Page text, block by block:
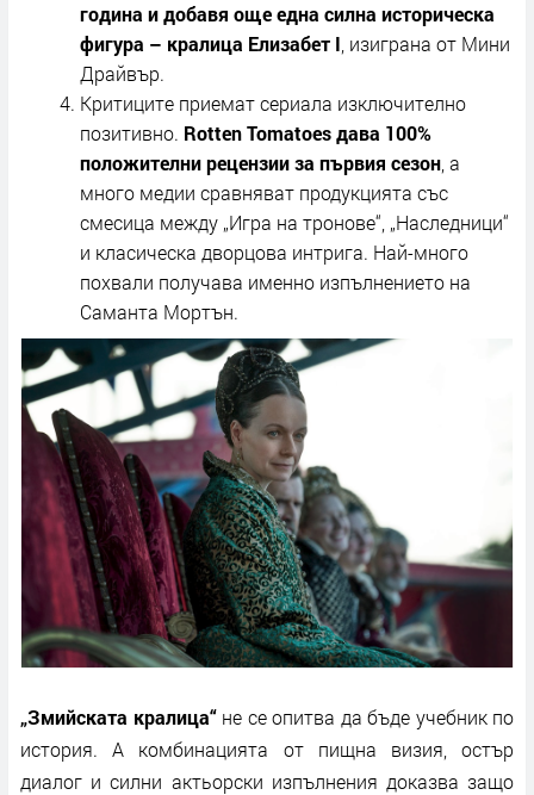
година и добавя още една силна историческа
фигура – кралица Елизабет I, изиграна от Мини
Драйвър.
Критиците приемат сериала изключително
позитивно. Rotten Tomatoes дава 100%
положителни рецензии за първия сезон, а
много медии сравняват продукцията със
смесица между „Игра на тронове“, „Наследници“
и класическа дворцова интрига. Най-много
похвали получава именно изпълнението на
Саманта Мортън.
„Змийската кралица“не се опитва да бъде учебник по
история. А комбинацията от пищна визия, остър
диалог и силни актьорски изпълнения доказва защо